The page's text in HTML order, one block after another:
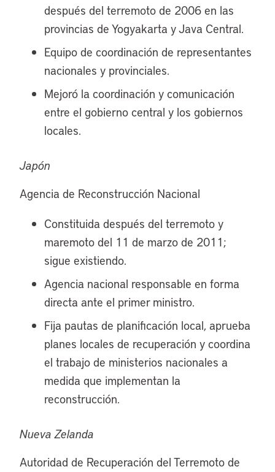
después del terremoto de 2006 en las
provincias de Yogyakarta y Java Central.
Equipo de coordinación de representantes
nacionales y provinciales.
Mejoró la coordinación y comunicación
entre el gobierno central y los gobiernos
locales.
Japón
Agencia de Reconstrucción Nacional
Constituida después del terremoto y
maremoto del 11 de marzo de 2011;
sigue existiendo.
Agencia nacional responsable en forma
directa ante el primer ministro.
Fija pautas de planificación local, aprueba
planes locales de recuperación y coordina
el trabajo de ministerios nacionales a
medida que implementan la
reconstrucción.
Nueva Zelanda
Autoridad de Recuperación del Terremoto de